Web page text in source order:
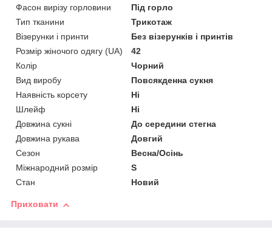
Фасон вирізу горловини
Під горло
Тип тканини
Трикотаж
Візерунки і принти
Без візерунків і принтів
Розмір жіночого одягу (UA)
42
Колір
Чорний
Вид виробу
Повсякденна сукня
Наявність корсету
Ні
Шлейф
Ні
Довжина сукні
До середини стегна
Довжина рукава
Довгий
Сезон
Весна/Осінь
Міжнародний розмір
S
Стан
Новий
Приховати